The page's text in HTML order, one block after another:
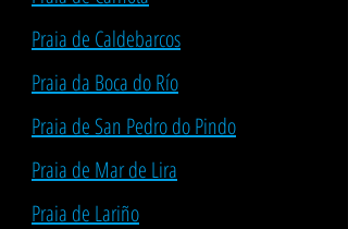
Praia de Caldebarcos
Praia da Boca do Río
Praia de San Pedro do Pindo
Praia de Mar de Lira
Praia de Lariño